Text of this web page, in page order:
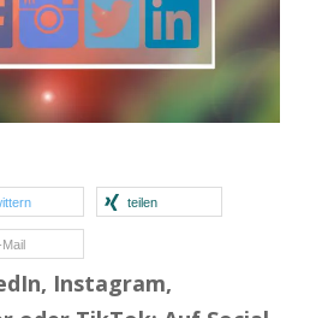
teilen
Mail
Instagram,